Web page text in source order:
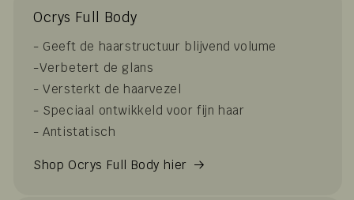
Ocrys Full Body
- Geeft de haarstructuur blijvend volume
-Verbetert de glans
- Versterkt de haarvezel
- Speciaal ontwikkeld voor fijn haar
- Antistatisch
Shop Ocrys Full Body hier